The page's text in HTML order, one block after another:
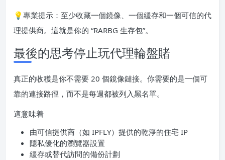
💡專業提示：至少收藏一個鏡像、一個緩存和一個可信的代
理提供商。這就是你的 “RARBG 生存包”。
最後的思考停止玩代理輪盤賭
真正的收穫是你不需要 20 個鏡像鏈接。你需要的是一個可
靠的連接路徑，而不是每週都被列入黑名單。
這意味着
由可信提供商（如 IPFLY）提供的乾淨的住宅 IP
隱私優化的瀏覽器設置
緩存或替代訪問的備份計劃